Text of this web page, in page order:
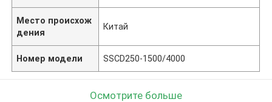
Место происхож
дения
Китай
Номер модели SSCD250-1500/4000
Осмотрите больше